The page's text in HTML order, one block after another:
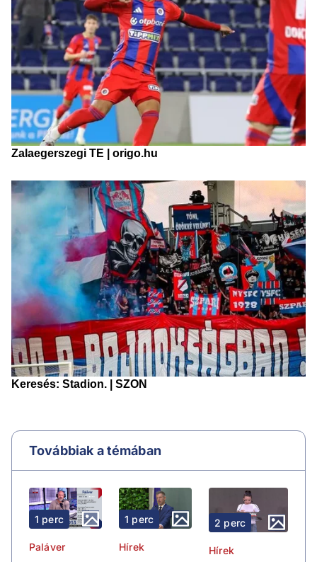
Továbbiak a témában
1 perc
Paláver
1 perc
Hírek
2 perc
Hírek